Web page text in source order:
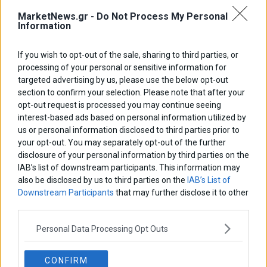
MarketNews.gr - Do Not Process My Personal
Information
If you wish to opt-out of the sale, sharing to third parties, or
processing of your personal or sensitive information for
targeted advertising by us, please use the below opt-out
section to confirm your selection. Please note that after your
opt-out request is processed you may continue seeing
interest-based ads based on personal information utilized by
us or personal information disclosed to third parties prior to
your opt-out. You may separately opt-out of the further
disclosure of your personal information by third parties on the
IAB’s list of downstream participants. This information may
also be disclosed by us to third parties on the IAB’s List of
Downstream Participants that may further disclose it to other
Personal Data Processing Opt Outs
CONFIRM
Αποφασιστικό βήμα για τη Διπλή Ανάπλαση: επελέγη
ανάδοχος για τις εγκαταστάσεις του ερασιτέχνη
Παναθηναϊκού
marketnews Team
ΑΦΗΣΕ ΕΝΑ ΣΧΟΛΙΟ